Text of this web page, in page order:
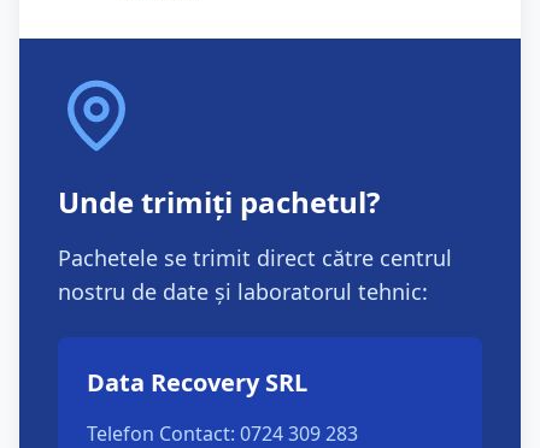
Unde trimiți pachetul?
Pachetele se trimit direct către centrul
nostru de date și laboratorul tehnic:
Data Recovery SRL
Telefon Contact: 0724 309 283